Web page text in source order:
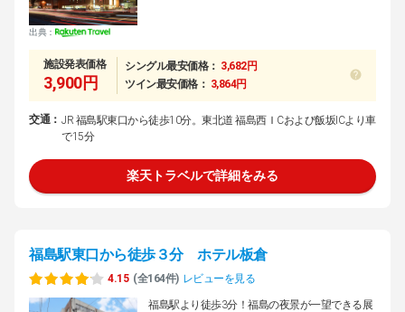
出典：
施設発表価格
3,900円
シングル最安価格： 3,682円
ツイン最安価格： 3,864円
交通： JR 福島駅東口から徒歩10分。東北道 福島西ＩCおよび飯坂ICより車
で15分
楽天トラベルで詳細をみる
福島駅東口から徒歩３分 ホテル板倉
4.15 (全164件) レビューを見る
福島駅より徒歩3分！福島の夜景が一望できる展